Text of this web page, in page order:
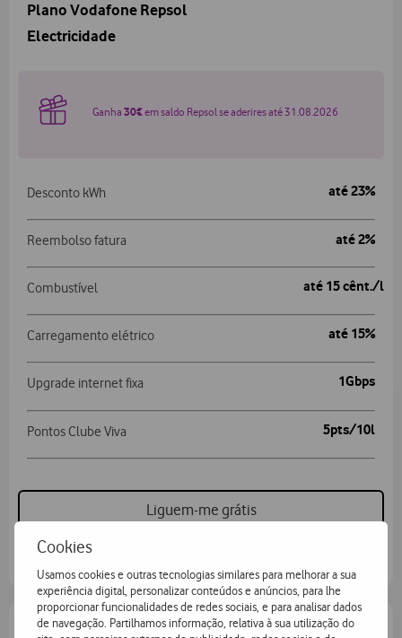
Cookies
Usamos cookies e outras tecnologias similares para melhorar a sua
experiência digital, personalizar conteúdos e anúncios, para lhe
proporcionar funcionalidades de redes sociais, e para analisar dados
de navegação. Partilhamos informação, relativa à sua utilização do
Plano Vodafone Repsol
Electricidade
Ganha 30€em saldo Repsol se aderires até 31.08.2026
Desconto kWh até 23%
Reembolso fatura até 2%
Combustível até 15 cênt./l
Carregamento elétrico até 15%
Upgrade internet fixa 1Gbps
Pontos Clube Viva 5pts/10l
Liguem-me grátis
Maior Poupança